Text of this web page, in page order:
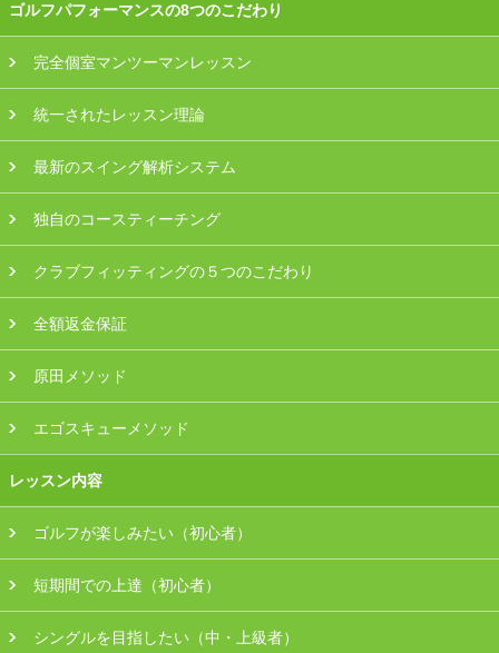
受講生の声
よくある質問
採用情報
会員様ログイン
ゴルフパフォーマンスの8つのこだわり
完全個室マンツーマンレッスン
統一されたレッスン理論
最新のスイング解析システム
独自のコースティーチング
クラブフィッティングの５つのこだわり
全額返金保証
原田メソッド
エゴスキューメソッド
レッスン内容
ゴルフが楽しみたい（初心者）
短期間での上達（初心者）
シングルを目指したい（中・上級者）